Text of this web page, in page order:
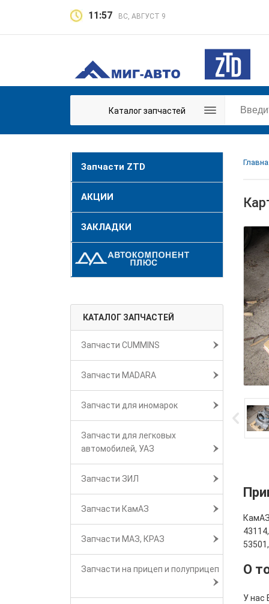
11:57 ВС, АВГУСТ 9
Каталог запчастей
Запчасти ZTD
АКЦИИ
ЗАКЛАДКИ
КАТАЛОГ ЗАПЧАСТЕЙ
Запчасти CUMMINS
Запчасти MADARA
Запчасти для иномарок
Запчасти для легковых
автомобилей, УАЗ
Запчасти ЗИЛ
Запчасти КамАЗ
Запчасти МАЗ, КРАЗ
Запчасти на прицеп и полуприцеп О
У нас